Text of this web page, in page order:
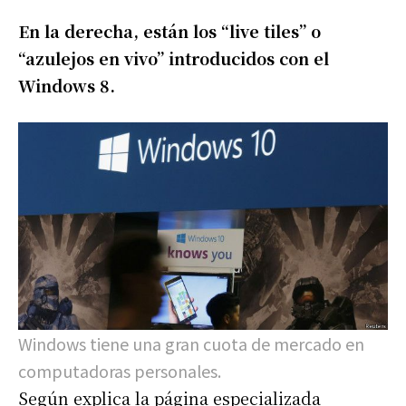
En la derecha, están los “live tiles” o
“azulejos en vivo” introducidos con el
Windows 8.
Windows tiene una gran cuota de mercado en
computadoras personales.
Según explica la página especializada